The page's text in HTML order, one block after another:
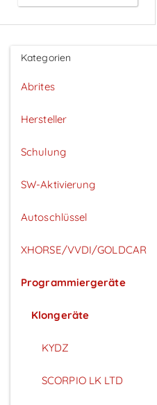
Kategorien
Abrites
Hersteller
Schulung
SW-Aktivierung
Autoschlüssel
XHORSE/VVDI/GOLDCAR
Programmiergeräte
Klongeräte
KYDZ
SCORPIO LK LTD